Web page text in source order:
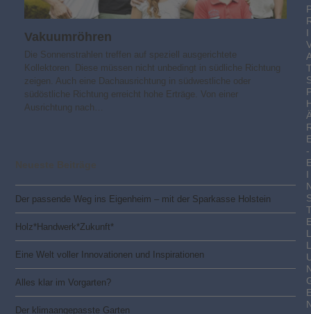
Vakuumröhren
Die Sonnenstrahlen treffen auf speziell ausgerichtete
Kollektoren. Diese müssen nicht unbedingt in südliche Richtung
zeigen. Auch eine Dachausrichtung in südwestliche oder
südöstliche Richtung erreicht hohe Erträge. Von einer
Ausrichtung nach…
Der passende Weg ins Eigenheim – mit der Sparkasse Holstein
Holz*Handwerk*Zukunft*
Eine Welt voller Innovationen und Inspirationen
Alles klar im Vorgarten?
Der klimaangepasste Garten
I
-
I
L
L